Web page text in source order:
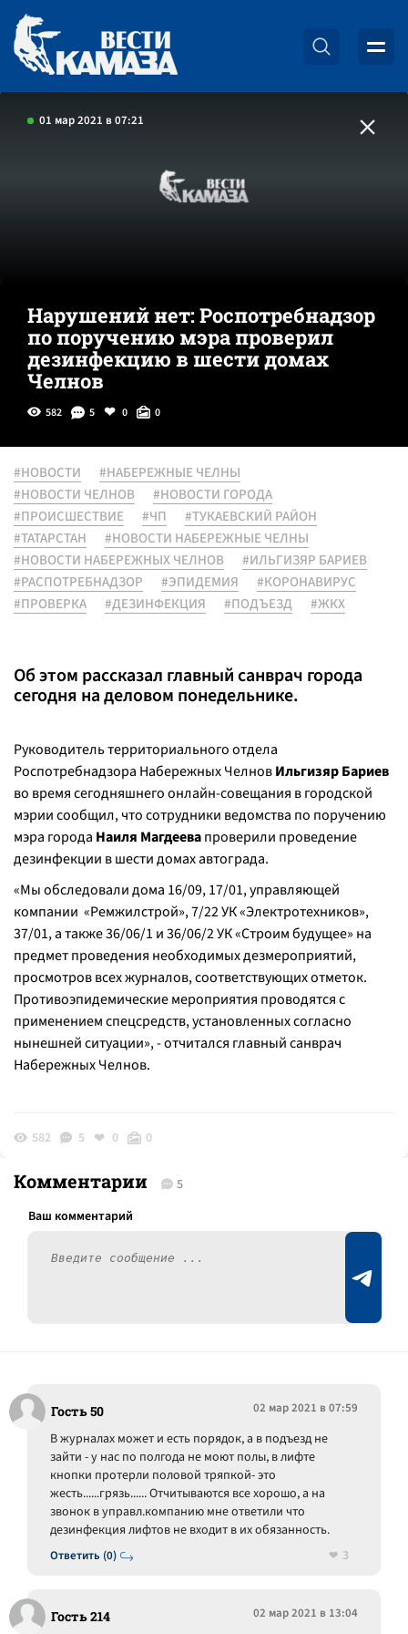
01 мар 2021 в 07:21
Нарушений нет: Роспотребнадзор
по поручению мэра проверил
дезинфекцию в шести домах
Челнов
582 5 0 0
#НОВОСТИ
#НАБЕРЕЖНЫЕ ЧЕЛНЫ
#НОВОСТИ ЧЕЛНОВ
#НОВОСТИ ГОРОДА
#ПРОИСШЕСТВИЕ
#ЧП
#ТУКАЕВСКИЙ РАЙОН
#ТАТАРСТАН
#НОВОСТИ НАБЕРЕЖНЫЕ ЧЕЛНЫ
#НОВОСТИ НАБЕРЕЖНЫХ ЧЕЛНОВ
#ИЛЬГИЗЯР БАРИЕВ
#РАСПОТРЕБНАДЗОР
#ЭПИДЕМИЯ
#КОРОНАВИРУС
#ПРОВЕРКА
#ДЕЗИНФЕКЦИЯ #ПОДЪЕЗД #ЖКХ
Об этом рассказал главный санврач города
сегодня на деловом понедельнике.
Руководитель территориального отдела
Роспотребнадзора Набережных ЧелновИльгизяр Бариев
во время сегодняшнего онлайн-совещания в городской
мэрии сообщил, что сотрудники ведомства по поручению
мэра города Наиля Магдеевапроверили проведение
дезинфекции в шести домах автограда.
«Мы обследовали дома 16/09, 17/01, управляющей
компании «Ремжилстрой», 7/22 УК«Электротехников»,
37/01, а также 36/06/1 и 36/06/2 УК«Строим будущее» на
предмет проведения необходимых дезмероприятий,
просмотров всех журналов, соответствующих отметок.
Противоэпидемические мероприятия проводятся с
применением спецсредств, установленных согласно
нынешней ситуации», - отчитался главный санврач
Набережных Челнов.
582 5 0 0
Комментарии 5
Гость 50 02 мар 2021 в 07:59
Ответить (0)
В журналах может и есть порядок, а в подъезд не
зайти - у нас по полгода не моют полы, в лифте
кнопки протерли половой тряпкой- это
жесть......грязь...... Отчитываются все хорошо, а на
звонок в управл.компанию мне ответили что
дезинфекция лифтов не входит в их обязанность.
3
Гость 214 02 мар 2021 в 13:04